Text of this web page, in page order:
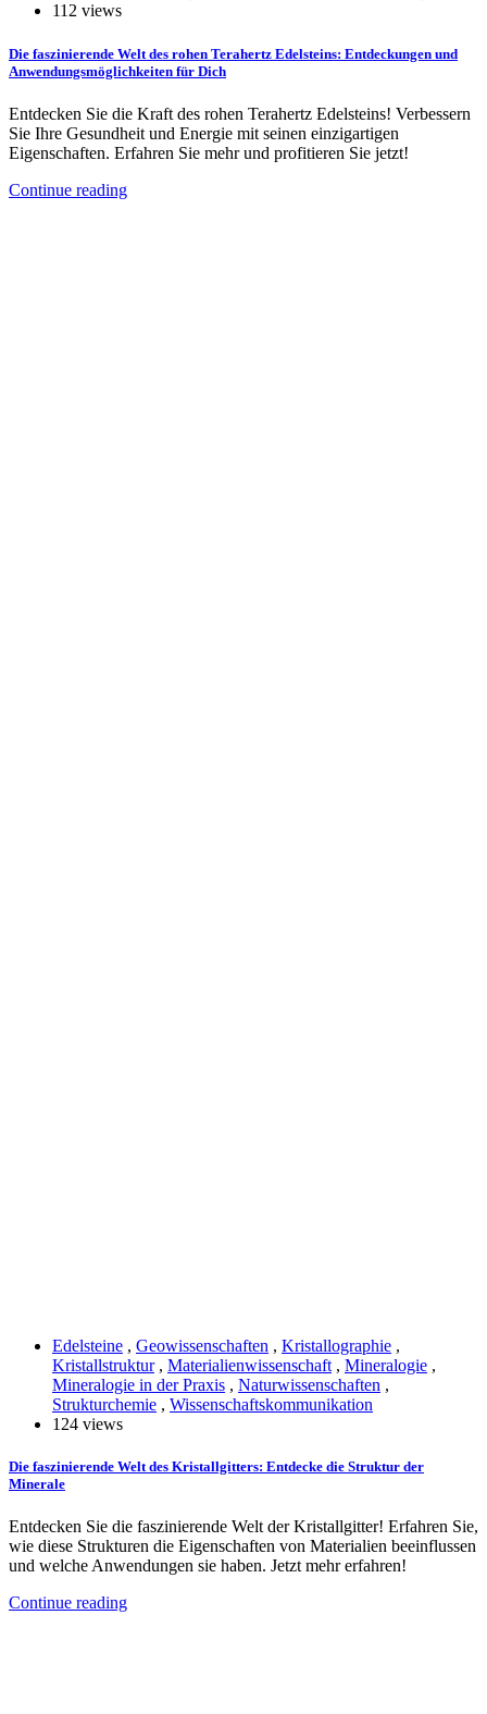
112 views
Die faszinierende Welt des rohen Terahertz Edelsteins: Entdeckungen und
Anwendungsmöglichkeiten für Dich
Entdecken Sie die Kraft des rohen Terahertz Edelsteins! Verbessern
Sie Ihre Gesundheit und Energie mit seinen einzigartigen
Eigenschaften. Erfahren Sie mehr und profitieren Sie jetzt!
Continue reading
Edelsteine , Geowissenschaften , Kristallographie ,
Kristallstruktur, Materialienwissenschaft , Mineralogie ,
Mineralogie in der Praxis , Naturwissenschaften ,
Strukturchemie , Wissenschaftskommunikation
124 views
Die faszinierende Welt des Kristallgitters: Entdecke die Struktur der
Minerale
Entdecken Sie die faszinierende Welt der Kristallgitter! Erfahren Sie,
wie diese Strukturen die Eigenschaften von Materialien beeinflussen
und welche Anwendungen sie haben. Jetzt mehr erfahren!
Continue reading